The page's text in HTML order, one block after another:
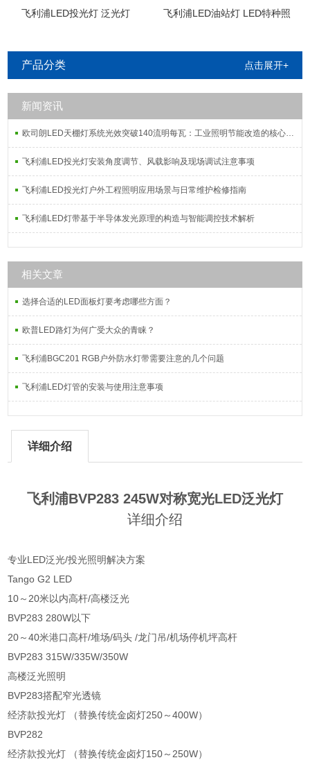
飞利浦LED投光灯 泛光灯
飞利浦LED油站灯 LED特种照
产品分类 点击展开+
新闻资讯
欧司朗LED天棚灯系统光效突破140流明每瓦：工业照明节能改造的核心指标解析
飞利浦LED投光灯安装角度调节、风载影响及现场调试注意事项
飞利浦LED投光灯户外工程照明应用场景与日常维护检修指南
飞利浦LED灯带基于半导体发光原理的构造与智能调控技术解析
相关文章
选择合适的LED面板灯要考虑哪些方面？
欧普LED路灯为何广受大众的青睐？
飞利浦BGC201 RGB户外防水灯带需要注意的几个问题
飞利浦LED灯管的安装与使用注意事项
详细介绍
飞利浦BVP283 245W对称宽光LED泛光灯
详细介绍
专业LED泛光/投光照明解决方案
Tango G2 LED
10～20米以内高杆/高楼泛光
BVP283 280W以下
20～40米港口高杆/堆场/码头 /龙门吊/机场停机坪高杆
BVP283 315W/335W/350W
高楼泛光照明
BVP283搭配窄光透镜
经济款投光灯 （替换传统金卤灯250～400W）
BVP282
经济款投光灯 （替换传统金卤灯150～250W）